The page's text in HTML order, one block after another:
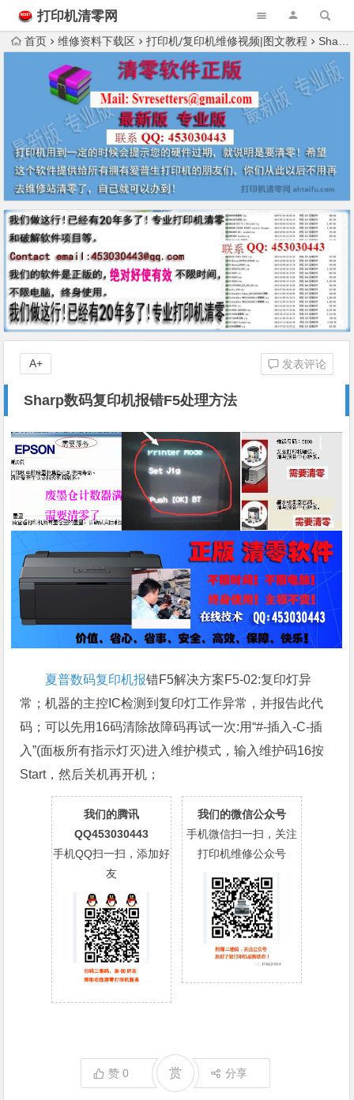
打印机清零网
首页 维修资料下载区 打印机/复印机维修视频|图文教程 Sharp数码复印机报错F5处理方法
Sharp数码复印机报错F5处理方法
发表评论
A+
夏普数码复印机报错F5解决方案F5-02:复印灯异
常；机器的主控IC检测到复印灯工作异常，并报告此代
码；可以先用16码清除故障码再试一次:用“#-插入-C-插
入”(面板所有指示灯灭)进入维护模式，输入维护码16按
Start，然后关机再开机；
我们的腾讯
QQ453030443
手机QQ扫一扫，添加好
友
我们的微信公众号
手机微信扫一扫，关注
打印机维修公众号
赞0 赏 分享